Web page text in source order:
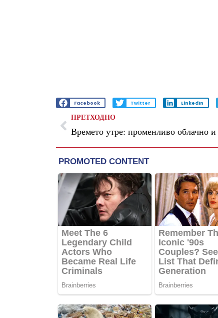
Facebook Twitter LinkedIn
ПРЕТХОДНО